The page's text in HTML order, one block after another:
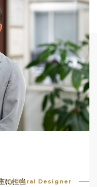
に担当 Designer